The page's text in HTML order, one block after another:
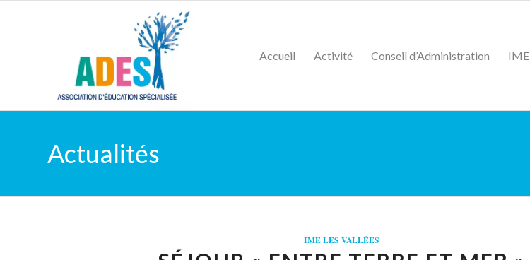
Accueil Activité Conseil d’Administration IME
Actualités
IME LES VALLÉES